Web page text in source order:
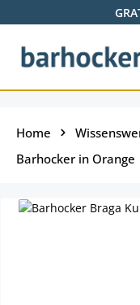
Zum Hauptinhalt
Home
Barhocker in Orange